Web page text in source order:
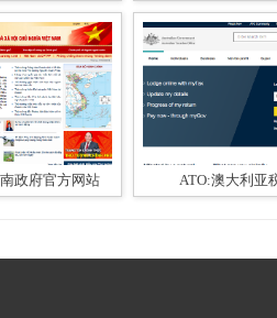
政府官方网站 ATO:澳大利亚